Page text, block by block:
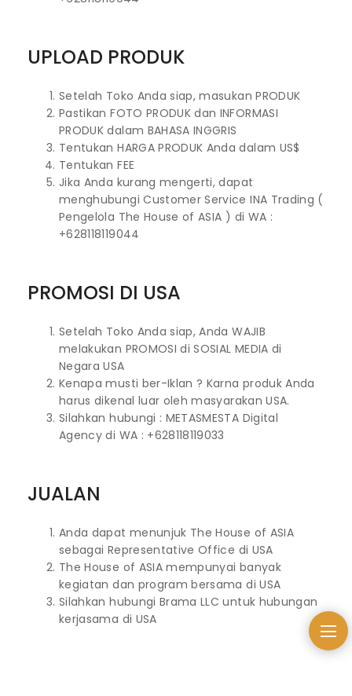
UPLOAD PRODUK
Setelah Toko Anda siap, masukan PRODUK
Pastikan FOTO PRODUK dan INFORMASI
PRODUK dalam BAHASA INGGRIS
Tentukan HARGA PRODUK Anda dalam US$
Tentukan FEE
Jika Anda kurang mengerti, dapat
menghubungi Customer Service INA Trading (
Pengelola The House of ASIA ) di WA :
+628118119044
PROMOSI DI USA
Setelah Toko Anda siap, Anda WAJIB
melakukan PROMOSI di SOSIAL MEDIA di
Negara USA
Kenapa musti ber-Iklan ? Karna produk Anda
harus dikenal luar oleh masyarakan USA.
Silahkan hubungi : METASMESTA Digital
Agency di WA : +628118119033
JUALAN
Anda dapat menunjuk The House of ASIA
sebagai Representative Office di USA
The House of ASIA mempunyai banyak
kegiatan dan program bersama di USA
Silahkan hubungi Brama LLC untuk hubungan
kerjasama di USA